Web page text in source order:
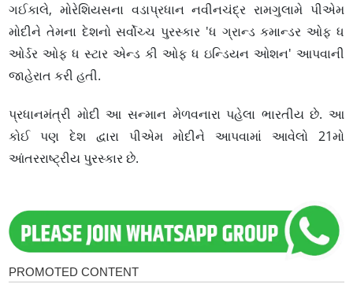
ગઈકાલે, મોરેશિયસના વડાપ્રધાન નવીનચંદ્ર રામગુલામે પીએમ
મોદીને તેમના દેશનો સર્વોચ્ચ પુરસ્કાર 'ધ ગ્રાન્ડ કમાન્ડર ઓફ ધ
ઓર્ડર ઓફ ધ સ્ટાર એન્ડ કી ઓફ ધ ઇન્ડિયન ઓશન' આપવાની
જાહેરાત કરી હતી.
પ્રધાનમંત્રી મોદી આ સન્માન મેળવનારા પહેલા ભારતીય છે. આ
કોઈ પણ દેશ દ્વારા પીએમ મોદીને આપવામાં આવેલો 21મો
આંતરરાષ્ટ્રીય પુરસ્કાર છે.